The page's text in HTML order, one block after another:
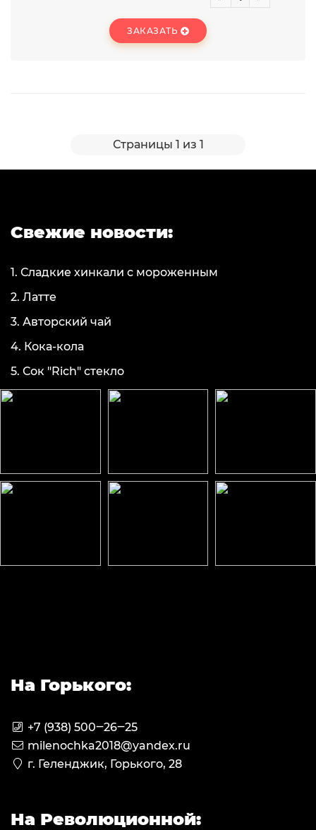
ЗАКАЗАТЬ
Страницы 1 из 1
Свежие новости:
1. Сладкие хинкали с мороженным
2. Латте
3. Авторский чай
4. Кока-кола
5. Сок "Rich" стекло
На Горького:
+7 (938) 500‒26‒25
milenochka2018@yandex.ru
г. Геленджик, Горького, 28
На Революционной: